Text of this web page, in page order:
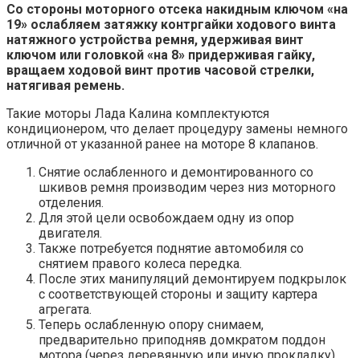
Со стороны моторного отсека накидным ключом «на
19» ослабляем затяжку контргайки ходового винта
натяжного устройства ремня, удерживая винт
ключом или головкой «на 8» придерживая гайку,
вращаем ходовой винт против часовой стрелки,
натягивая ремень.
Такие моторы Лада Калина комплектуются
кондиционером, что делает процедуру замены немного
отличной от указанной ранее на моторе 8 клапанов.
Снятие ослабленного и демонтированного со
шкивов ремня производим через низ моторного
отделения.
Для этой цели освобождаем одну из опор
двигателя.
Также потребуется поднятие автомобиля со
снятием правого колеса передка.
После этих манипуляций демонтируем подкрылок
с соответствующей стороны и защиту картера
агрегата.
Теперь ослабленную опору снимаем,
предварительно приподняв домкратом поддон
мотора (через деревянную или иную прокладку).